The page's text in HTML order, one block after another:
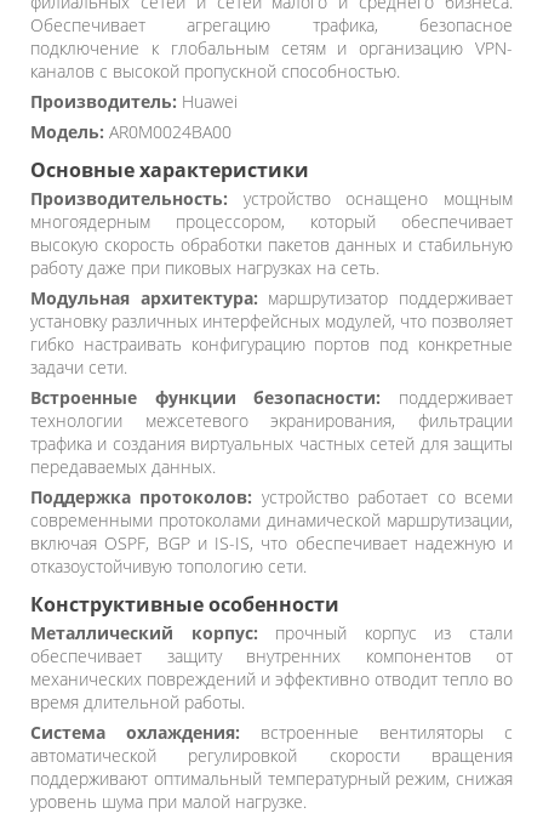
Обеспечивает агрегацию трафика, безопасное
подключение к глобальным сетям и организацию VPN-
каналов с высокой пропускной способностью.
Производитель: Huawei
Модель: AR0M0024BA00
Основные характеристики
Производительность: устройство оснащено мощным
многоядерным процессором, который обеспечивает
высокую скорость обработки пакетов данных и стабильную
работу даже при пиковых нагрузках на сеть.
Модульная архитектура: маршрутизатор поддерживает
установку различных интерфейсных модулей, что позволяет
гибко настраивать конфигурацию портов под конкретные
задачи сети.
Встроенные функции безопасности: поддерживает
технологии межсетевого экранирования, фильтрации
трафика и создания виртуальных частных сетей для защиты
передаваемых данных.
Поддержка протоколов: устройство работает со всеми
современными протоколами динамической маршрутизации,
включая OSPF, BGP и IS-IS, что обеспечивает надежную и
отказоустойчивую топологию сети.
Конструктивные особенности
Металлический корпус: прочный корпус из стали
обеспечивает защиту внутренних компонентов от
механических повреждений и эффективно отводит тепло во
время длительной работы.
Система охлаждения: встроенные вентиляторы с
автоматической регулировкой скорости вращения
поддерживают оптимальный температурный режим, снижая
уровень шума при малой нагрузке.